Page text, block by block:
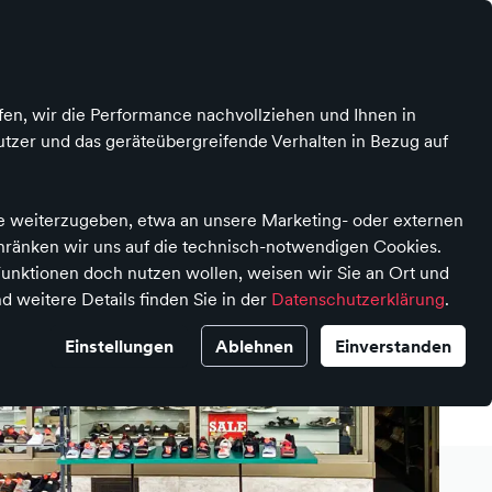
wir die Performance nachvollziehen und Ihnen in
und das geräteübergreifende Verhalten in Bezug auf
etwa an unsere Marketing- oder externen
wir uns auf die technisch-notwendigen Cookies.
doch nutzen wollen, weisen wir Sie an Ort und
weitere Details finden Sie in der Datenschutzerklärung.
Einstellungen Ablehnen Einverstanden
Herren Sale